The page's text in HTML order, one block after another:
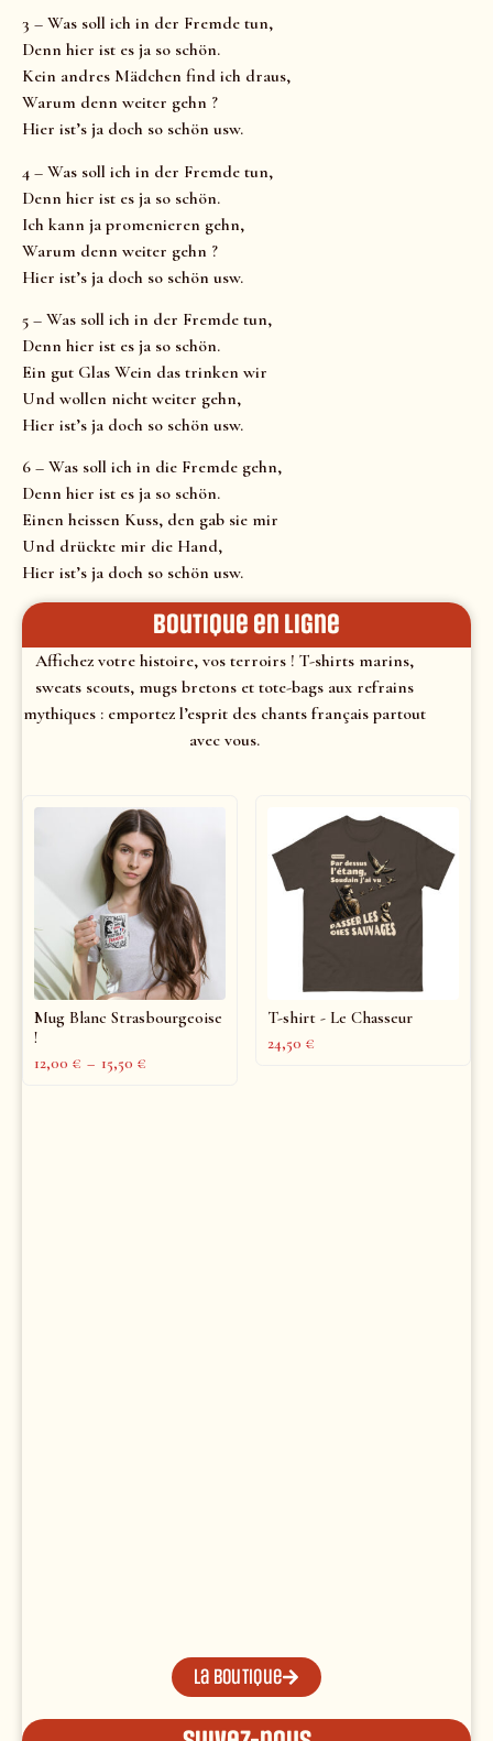
3 – Was soll ich in der Fremde tun,
Denn hier ist es ja so schön.
Kein andres Mädchen find ich draus,
Warum denn weiter gehn ?
Hier ist’s ja doch so schön usw.
4 – Was soll ich in der Fremde tun,
Denn hier ist es ja so schön.
Ich kann ja promenieren gehn,
Warum denn weiter gehn ?
Hier ist’s ja doch so schön usw.
5 – Was soll ich in der Fremde tun,
Denn hier ist es ja so schön.
Ein gut Glas Wein das trinken wir
Und wollen nicht weiter gehn,
Hier ist’s ja doch so schön usw.
6 – Was soll ich in die Fremde gehn,
Denn hier ist es ja so schön.
Einen heissen Kuss, den gab sie mir
Und drückte mir die Hand,
Hier ist’s ja doch so schön usw.
Boutique en ligne
Affichez votre histoire, vos terroirs ! T-shirts marins,
sweats scouts, mugs bretons et tote-bags aux refrains
mythiques : emportez l’esprit des chants français partout
avec vous.
Mug Blanc Strasbourgeoise
!
12,00 € – 15,50 €
T-shirt - Le Chasseur
24,50 €
La boutique